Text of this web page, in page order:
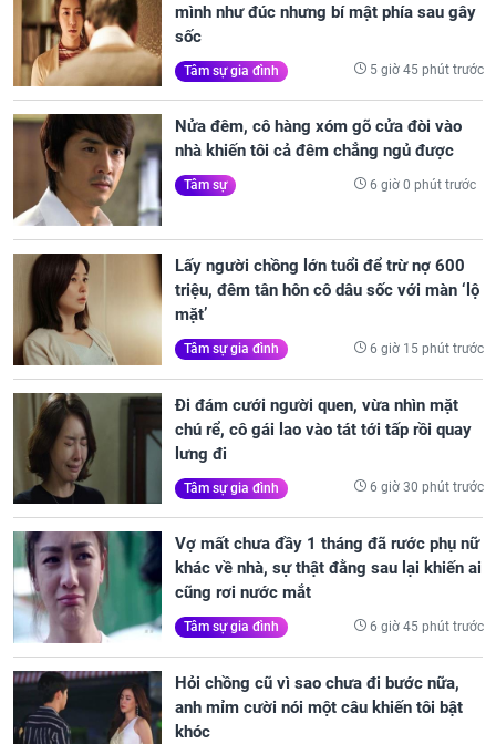
mình như đúc nhưng bí mật phía sau gây
sốc
Tâm sự gia đình 5 giờ 45 phút trước
Nửa đêm, cô hàng xóm gõ cửa đòi vào
nhà khiến tôi cả đêm chẳng ngủ được
Tâm sự 6 giờ 0 phút trước
Lấy người chồng lớn tuổi để trừ nợ 600
triệu, đêm tân hôn cô dâu sốc với màn ‘lộ
mặt’
Tâm sự gia đình 6 giờ 15 phút trước
Đi đám cưới người quen, vừa nhìn mặt
chú rể, cô gái lao vào tát tới tấp rồi quay
lưng đi
Tâm sự gia đình 6 giờ 30 phút trước
Vợ mất chưa đầy 1 tháng đã rước phụ nữ
khác về nhà, sự thật đằng sau lại khiến ai
cũng rơi nước mắt
Tâm sự gia đình 6 giờ 45 phút trước
Hỏi chồng cũ vì sao chưa đi bước nữa,
anh mỉm cười nói một câu khiến tôi bật
khóc